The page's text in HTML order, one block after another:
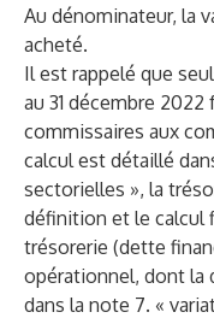
Au dénominateur, la
acheté.
Il est rappelé que
au 31 décembre
commissaires aux
calcul est détaillé
sectorielles », la
définition et le calcul
trésorerie (dette
opérationnel, dont la
dans la note 7. «